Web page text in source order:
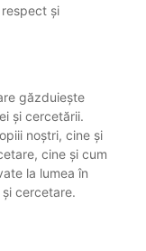
și
găzduiește
și cercetării.
noștri, cine și
cine și cum
la lumea în
cercetare.